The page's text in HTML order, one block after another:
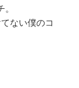
ない僕のコ